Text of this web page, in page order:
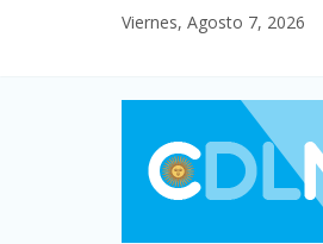
Viernes, Agosto 7, 2026